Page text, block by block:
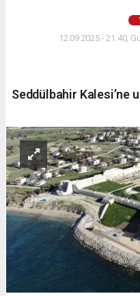
12.09.2025 - 21:40,
Seddülbahir Kalesi’ne